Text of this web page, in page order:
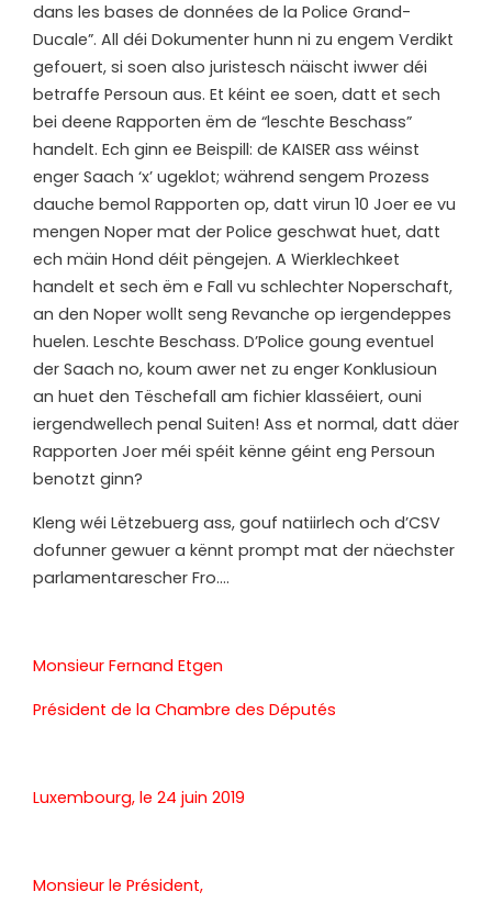
dans les bases de données de la Police Grand-
Ducale”. All déi Dokumenter hunn ni zu engem Verdikt
gefouert, si soen also juristesch näischt iwwer déi
betraffe Persoun aus. Et kéint ee soen, datt et sech
bei deene Rapporten ëm de “leschte Beschass”
handelt. Ech ginn ee Beispill: de KAISER ass wéinst
enger Saach ‘x’ ugeklot; während sengem Prozess
dauche bemol Rapporten op, datt virun 10 Joer ee vu
mengen Noper mat der Police geschwat huet, datt
ech mäin Hond déit pëngejen. A Wierklechkeet
handelt et sech ëm e Fall vu schlechter Noperschaft,
an den Noper wollt seng Revanche op iergendeppes
huelen. Leschte Beschass. D’Police goung eventuel
der Saach no, koum awer net zu enger Konklusioun
an huet den Tëschefall am fichier klasséiert, ouni
iergendwellech penal Suiten! Ass et normal, datt däer
Rapporten Joer méi spéit kënne géint eng Persoun
benotzt ginn?
Kleng wéi Lëtzebuerg ass, gouf natiirlech och d’CSV
dofunner gewuer a kënnt prompt mat der näechster
parlamentarescher Fro….
Monsieur Fernand Etgen
Président de la Chambre des Députés
Luxembourg, le 24 juin 2019
Monsieur le Président,